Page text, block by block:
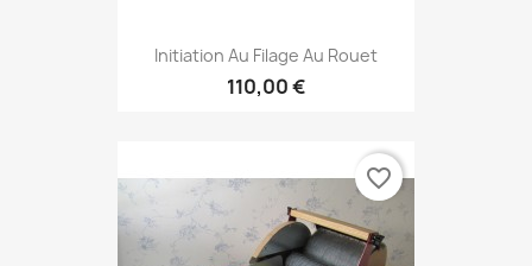
Initiation Au Filage Au Rouet
110,00 €
favorite_border